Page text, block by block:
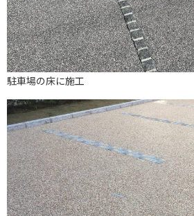
駐車場の床に施工